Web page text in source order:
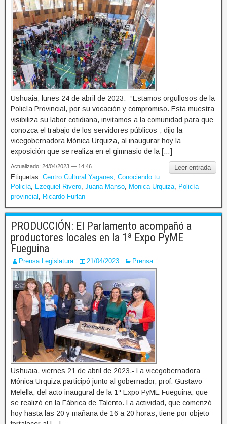
Ushuaia, lunes 24 de abril de 2023.- “Estamos orgullosos de la
Policía Provincial, por su vocación y compromiso. Esta muestra
visibiliza su labor cotidiana, invitamos a la comunidad para que
conozca el trabajo de los servidores públicos”, dijo la
vicegobernadora Mónica Urquiza, al inaugurar hoy la
exposición que se realiza en el gimnasio de la […]
Leer entrada
Actualizado: 24/04/2023 — 14:46
Etiquetas: Centro Cultural Yaganes Conociendo tu
Policía
Ezequiel Rivero Juana Manso Monica Urquiza
Policía
provincial
Ricardo Furlan
PRODUCCIÓN: El Parlamento acompañó a
productores locales en la 1ª Expo PyME
Fueguina
Prensa Legislatura 21/04/2023 Prensa
Ushuaia, viernes 21 de abril de 2023.- La vicegobernadora
Mónica Urquiza participó junto al gobernador, prof. Gustavo
Melella, del acto inaugural de la 1ª Expo PyME Fueguina, que
se realizó en la Fábrica de Talento. La actividad, que comenzó
hoy hasta las 20 y mañana de 16 a 20 horas, tiene por objeto